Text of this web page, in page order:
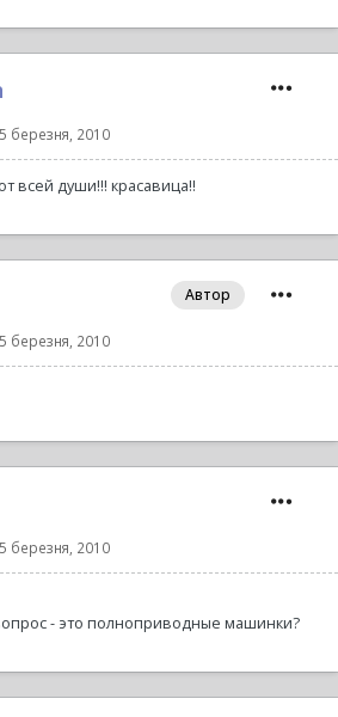
5 березня, 2010
всей души!!! красавица!!
5 березня, 2010
Автор
5 березня, 2010
- это полноприводные машинки?